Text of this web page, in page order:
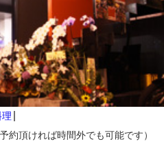
約頂ければ時間外でも可能です）